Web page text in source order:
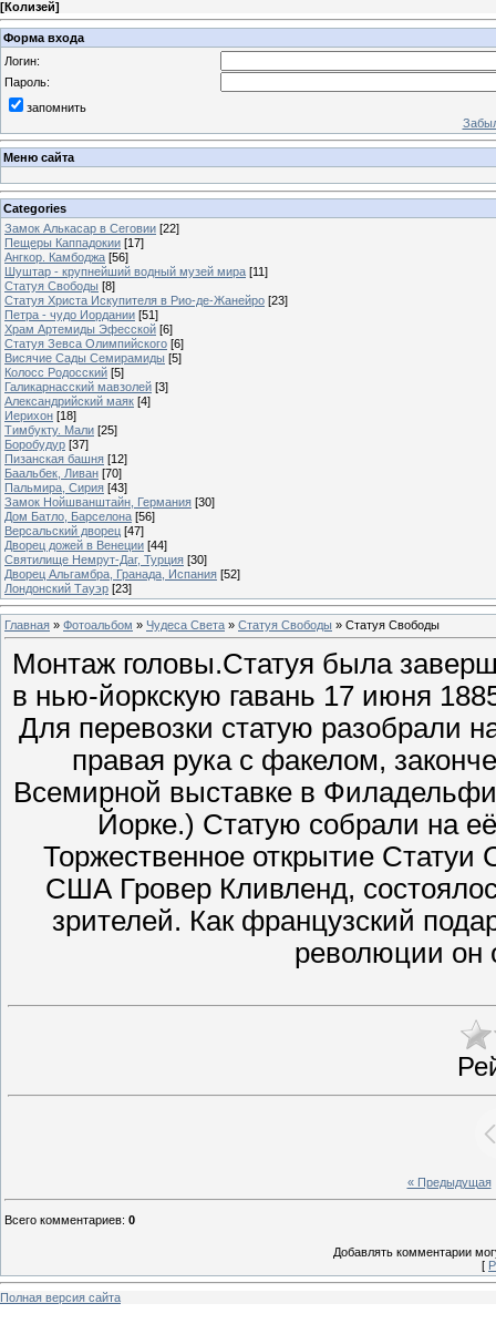
[Колизей]
Форма входа
Логин:
Пароль:
запомнить
Меню сайта
Categories
Замок Алькасар в Сеговии [22]
Пещеры Каппадокии [17]
Ангкор. Камбоджа [56]
Шуштар - крупнейший водный музей мира [11]
Статуя Свободы [8]
Статуя Христа Искупителя в Рио-де-Жанейро [23]
Петра - чудо Иордании [51]
Храм Артемиды Эфесской [6]
Статуя Зевса Олимпийского [6]
Висячие Сады Семирамиды [5]
Колосс Родосский [5]
Галикарнасский мавзолей [3]
Александрийский маяк [4]
Иерихон [18]
Тимбукту. Мали [25]
Боробудур [37]
Пизанская башня [12]
Баальбек, Ливан [70]
Пальмира, Сирия [43]
Замок Нойшванштайн, Германия [30]
Дом Батло, Барселона [56]
Версальский дворец [47]
Дворец дожей в Венеции [44]
Святилище Немрут-Даг, Турция [30]
Дворец Альгамбра, Гранада, Испания [52]
Лондонский Тауэр [23]
Главная » Фотоальбом » Чудеса Света » Статуя Свободы » Статуя Свободы
Монтаж головы.Статуя была
в нью-йоркскую гавань 17 июня
Для перевозки статую разобрали
правая рука с факелом,
Всемирной выставке в
Йорке.) Статую собрали на
Торжественное открытие
США Гровер Кливленд,
зрителей. Как французский
революции он
« Предыдущая
Всего комментариев: 0
Добавлять комментарии
[
Полная версия сайта